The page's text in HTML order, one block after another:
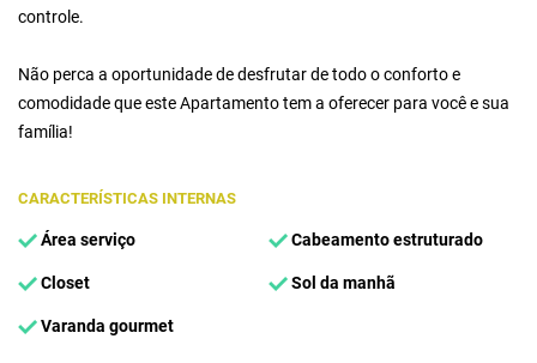
controle.
Não perca a oportunidade de desfrutar de todo o conforto e
comodidade que este Apartamento tem a oferecer para você e sua
família!
CARACTERÍSTICAS INTERNAS
Área serviço Cabeamento estruturado
Closet Sol da manhã
Varanda gourmet